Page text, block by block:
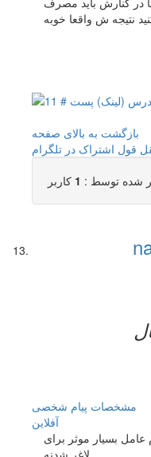
بازگشت به بالای صفحه
قول اشتراک در تلگرام
شده توسط : 1 کاربر
مشخصات پیام شخصی
آفلاين
بسیار موثر برای